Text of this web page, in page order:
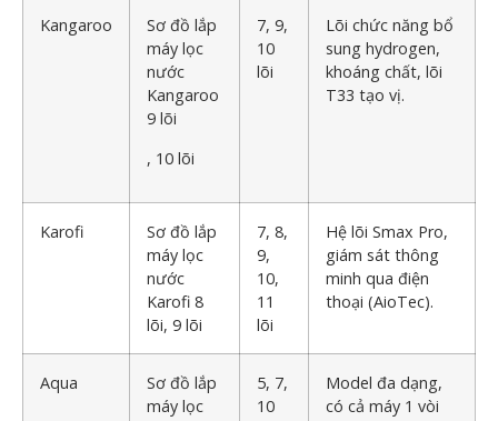
Kangaroo
Sơ đồ lắp
máy lọc
nước
Kangaroo
9 lõi
, 10 lõi
7, 9,
10
lõi
Lõi chức năng bổ
sung hydrogen,
khoáng chất, lõi
T33 tạo vị.
Karofi
Sơ đồ lắp
máy lọc
nước
Karofi 8
lõi, 9 lõi
7, 8,
9,
10,
11
lõi
Hệ lõi Smax Pro,
giám sát thông
minh qua điện
thoại (AioTec).
Aqua
Sơ đồ lắp
máy lọc
5, 7,
10
Model đa dạng,
có cả máy 1 vòi